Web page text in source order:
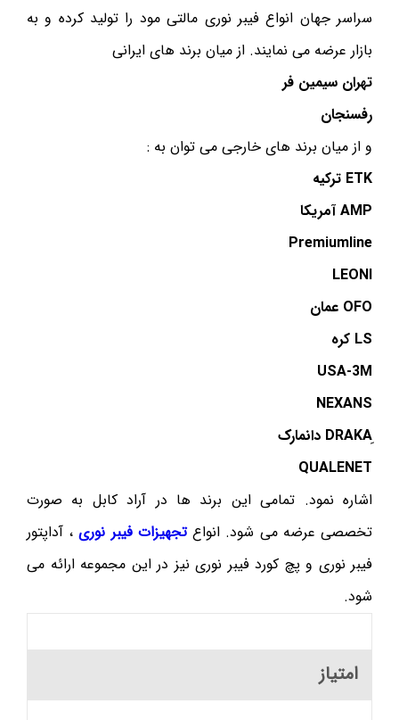
سراسر جهان انواع فیبر نوری مالتی مود را تولید کرده و به
بازار عرضه می نمایند. از میان برند های ایرانی
تهران سیمین فر
رفسنجان
و از میان برند های خارجی می توان به :
ETK ترکیه
AMP آمریکا
Premiumline
LEONI
OFO عمان
LS کره
USA-3M
NEXANS
QUALENET
اشاره نمود. تمامی این برند ها در آراد کابل به صورت
تخصصی عرضه می شود. انواعتجهیزات فیبر نوری، آداپتور
فیبر نوری و پچ کورد فیبر نوری نیز در این مجموعه ارائه می
شود.
امتیاز